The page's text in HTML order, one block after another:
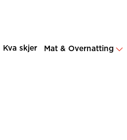
Kva skjer Mat & Overnatting